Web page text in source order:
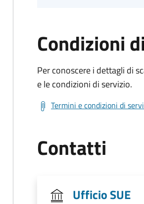
Condizioni
Per conoscere i dettagli di
e le condizioni di servizio.
Termini e condizioni di
Contatti
Ufficio SUE